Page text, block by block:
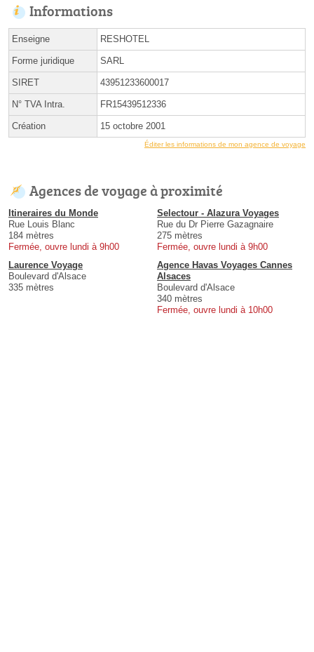
Informations
Enseigne RESHOTEL
Forme juridique SARL
SIRET 43951233600017
N° TVA Intra. FR15439512336
Création 15 octobre 2001
Éditer les informations de mon agence de voyage
Agences de voyage à proximité
Itineraires du Monde
Rue Louis Blanc
184 mètres
Fermée, ouvre lundi à 9h00
Selectour - Alazura Voyages
Rue du Dr Pierre Gazagnaire
275 mètres
Fermée, ouvre lundi à 9h00
Laurence Voyage
Boulevard d'Alsace
335 mètres
Agence Havas Voyages Cannes
Alsaces
Boulevard d'Alsace
340 mètres
Fermée, ouvre lundi à 10h00